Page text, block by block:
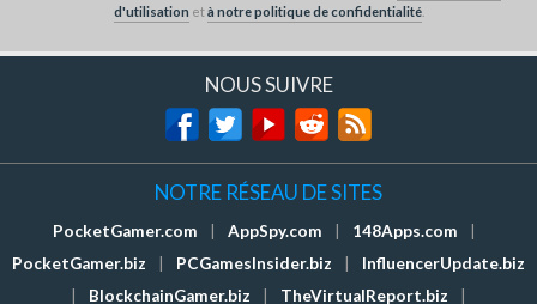
d'utilisation età notre politique de confidentialité.
NOUS SUIVRE
NOTRE RÉSEAU DE SITES
PocketGamer.com AppSpy.com 148Apps.com
PocketGamer.biz
PCGamesInsider.biz
InfluencerUpdate.biz
BlockchainGamer.biz TheVirtualReport.biz